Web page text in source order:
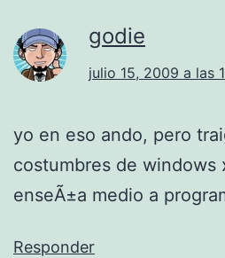
godie
julio 15, 2009 a las
yo en eso ando, pero
costumbres de windows
enseÃ±a medio a
Responder